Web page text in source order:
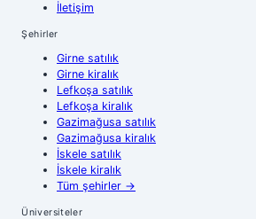
İletişim
Şehirler
Girne satılık
Girne kiralık
Lefkoşa satılık
Lefkoşa kiralık
Gazimağusa satılık
Gazimağusa kiralık
İskele satılık
İskele kiralık
Tüm şehirler →
Üniversiteler